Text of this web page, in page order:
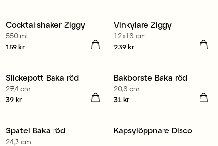
Cocktailshaker Ziggy
550 ml
Pris :159 kr
159 kr
Vinkylare Ziggy
12x18 cm
Pris :239 kr
239 kr
Slickepott Baka röd
27,4 cm
Pris:
39 kr
Bakborste Baka röd
20,8 cm
Pris:
31 kr
Spatel Baka röd
24,3 cm
Kapsylöppnare Disco